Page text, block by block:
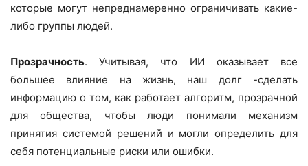
которые могут непреднамеренно ограничивать какие-
либо группы людей.
Прозрачность. Учитывая, что ИИ оказывает все
большее влияние на жизнь, наш долг -сделать
информацию о том, как работает алгоритм, прозрачной
для общества, чтобы люди понимали механизм
принятия системой решений и могли определить для
себя потенциальные риски или ошибки.